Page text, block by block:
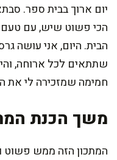
יום ארוך בבית ספר.
הכי פשוט שיש, עם
הבית. היום, אני עושה
שתתאים לכל ארוחה,
חמימה שמזכירה לי את
משך הכנת
המתכון הזה ממש פשוט